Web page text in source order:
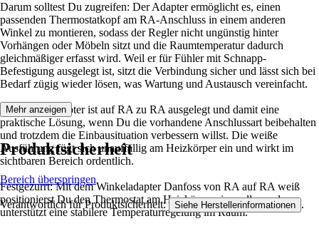
Darum solltest Du zugreifen: Der Adapter ermöglicht es, einen
passenden Thermostatkopf am RA-Anschluss in einem anderen
Winkel zu montieren, sodass der Regler nicht ungünstig hinter
Vorhängen oder Möbeln sitzt und die Raumtemperatur dadurch
gleichmäßiger erfasst wird. Weil er für Fühler mit Schnapp-
Befestigung ausgelegt ist, sitzt die Verbindung sicher und lässt sich bei
Bedarf zügig wieder lösen, was Wartung und Austausch vereinfacht.
Der Winkeladapter ist auf RA zu RA ausgelegt und damit eine
praktische Lösung, wenn Du die vorhandene Anschlussart beibehalten
und trotzdem die Einbausituation verbessern willst. Die weiße
Ausführung fügt sich unauffällig am Heizkörper ein und wirkt im
sichtbaren Bereich ordentlich.
Festgezurrt: Mit dem Winkeladapter Danfoss von RA auf RA weiß
positionierst Du den Thermostat am Heizkörper sinnvoller und
unterstützt eine stabilere Temperaturregelung im Raum.
Mehr anzeigen
Produktsicherheit
Bereich überspringen
Verantwortlich für Produktsicherheit: Siehe Herstellerinformationen .